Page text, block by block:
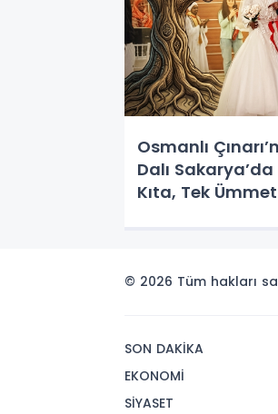
Osmanlı
Dalı
Kıta, Tek
© 2026 Tüm hakları
SON DAKİKA
EKONOMİ
SİYASET